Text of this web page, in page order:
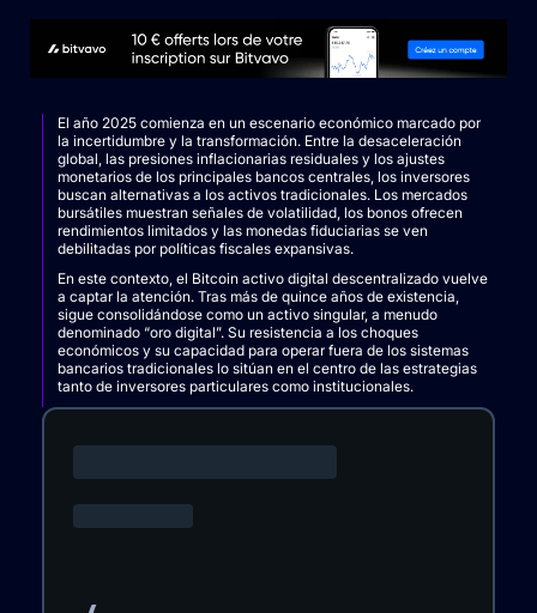
El año 2025 comienza en un escenario económico marcado por
la incertidumbre y la transformación. Entre la desaceleración
global, las presiones inflacionarias residuales y los ajustes
monetarios de los principales bancos centrales, los inversores
buscan alternativas a los activos tradicionales. Los mercados
bursátiles muestran señales de volatilidad, los bonos ofrecen
rendimientos limitados y las monedas fiduciarias se ven
debilitadas por políticas fiscales expansivas.
En este contexto, el Bitcoin activo digital descentralizado vuelve
a captar la atención. Tras más de quince años de existencia,
sigue consolidándose como un activo singular, a menudo
denominado “oro digital”. Su resistencia a los choques
económicos y su capacidad para operar fuera de los sistemas
bancarios tradicionales lo sitúan en el centro de las estrategias
tanto de inversores particulares como institucionales.